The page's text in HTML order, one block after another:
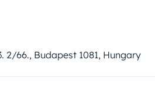
2/66., Budapest 1081, Hungary